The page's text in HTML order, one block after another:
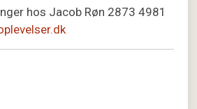
hos Jacob Røn 2873 4981